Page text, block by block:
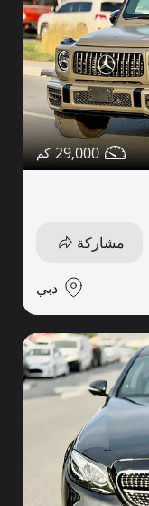
29,000
مشاركة
دبي